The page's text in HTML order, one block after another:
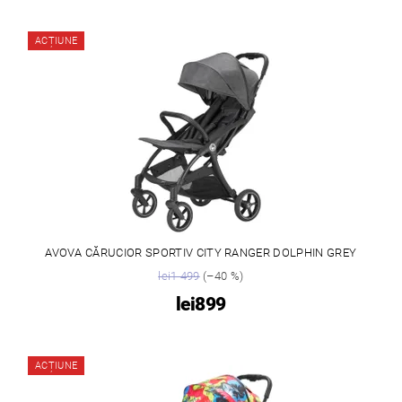
ACȚIUNE
AVOVA CĂRUCIOR SPORTIV CITY RANGER DOLPHIN GREY
lei1 499(–40 %)
lei899
ACȚIUNE